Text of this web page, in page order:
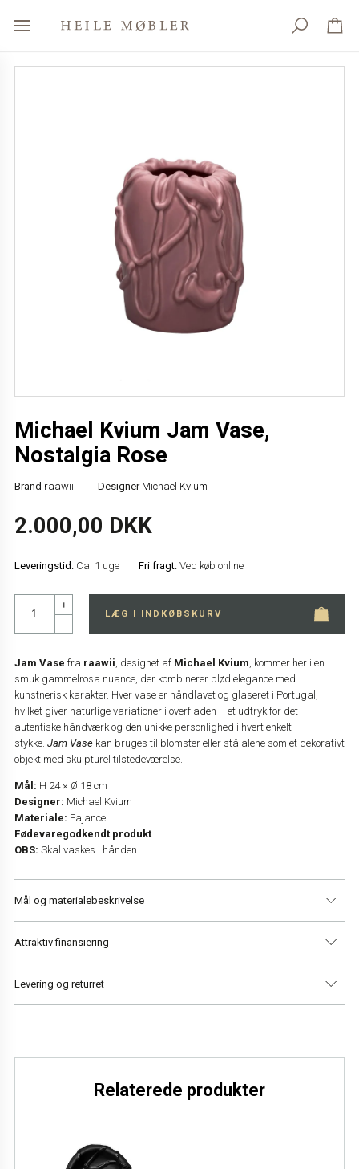
Michael Kvium Jam Vase,
Nostalgia Rose
Brand raawii Designer Michael Kvium
2.000,00 DKK
Leveringstid: Ca. 1 uge Fri fragt: Ved køb online
+
–
LÆG I INDKØBSKURV
Jam Vase fra raawii, designet af Michael Kvium, kommer her i en
smuk gammelrosa nuance, der kombinerer blød elegance med
kunstnerisk karakter. Hver vase er håndlavet og glaseret i Portugal,
hvilket giver naturlige variationer i overfladen – et udtryk for det
autentiske håndværk og den unikke personlighed i hvert enkelt
stykke. Jam Vase kan bruges til blomster eller stå alene som et dekorativt
objekt med skulpturel tilstedeværelse.
Mål: H 24 × Ø 18 cm
Designer: Michael Kvium
Materiale: Fajance
Fødevaregodkendt produkt
OBS: Skal vaskes i hånden
Mål og materialebeskrivelse
Materialer
Højde
24 cm
Diameter
Attraktiv finansiering
Levering og returret
Relaterede produkter